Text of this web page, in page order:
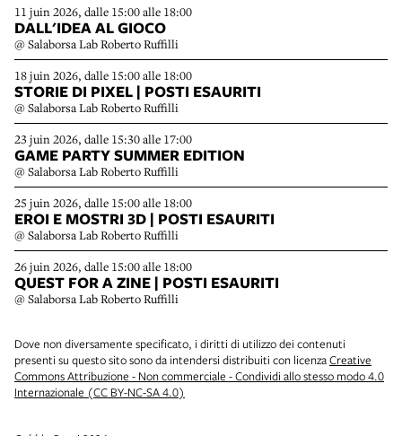
11 juin 2026, dalle 15:00 alle 18:00
DALL'IDEA AL GIOCO
@ Salaborsa Lab Roberto Ruffilli
18 juin 2026, dalle 15:00 alle 18:00
STORIE DI PIXEL | POSTI ESAURITI
@ Salaborsa Lab Roberto Ruffilli
23 juin 2026, dalle 15:30 alle 17:00
GAME PARTY SUMMER EDITION
@ Salaborsa Lab Roberto Ruffilli
25 juin 2026, dalle 15:00 alle 18:00
EROI E MOSTRI 3D | POSTI ESAURITI
@ Salaborsa Lab Roberto Ruffilli
26 juin 2026, dalle 15:00 alle 18:00
QUEST FOR A ZINE | POSTI ESAURITI
@ Salaborsa Lab Roberto Ruffilli
Dove non diversamente specificato, i diritti di utilizzo dei contenuti
presenti su questo sito sono da intendersi distribuiti con licenzaCreative
Commons Attribuzione - Non commerciale - Condividi allo stesso modo 4.0
Internazionale (CC BY-NC-SA 4.0)